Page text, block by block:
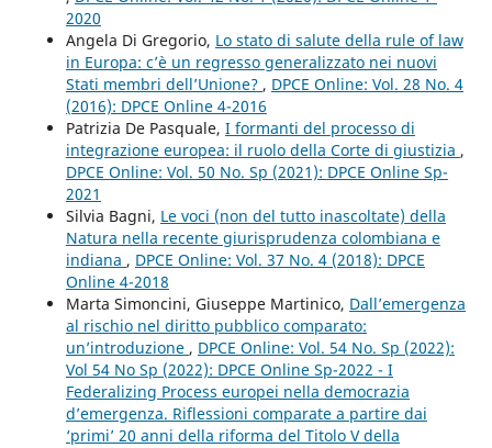
2020
Angela Di Gregorio, Lo stato di salute della rule of law
in Europa: c’è un regresso generalizzato nei nuovi
Stati membri dell’Unione? , DPCE Online: Vol. 28 No. 4
(2016): DPCE Online 4-2016
Patrizia De Pasquale, I formanti del processo di
integrazione europea: il ruolo della Corte di giustizia ,
DPCE Online: Vol. 50 No. Sp (2021): DPCE Online Sp-
2021
Silvia Bagni, Le voci (non del tutto inascoltate) della
Natura nella recente giurisprudenza colombiana e
indiana , DPCE Online: Vol. 37 No. 4 (2018): DPCE
Online 4-2018
Marta Simoncini, Giuseppe Martinico, Dall’emergenza
al rischio nel diritto pubblico comparato:
un’introduzione , DPCE Online: Vol. 54 No. Sp (2022):
Vol 54 No Sp (2022): DPCE Online Sp-2022 - I
Federalizing Process europei nella democrazia
d’emergenza. Riflessioni comparate a partire dai
‘primi’ 20 anni della riforma del Titolo V della